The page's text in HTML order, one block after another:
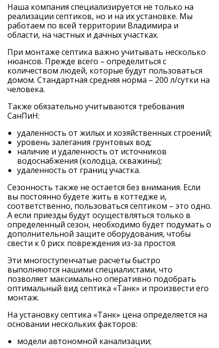
Наша компания специализируется не только на
реализации септиков, но и на их установке. Мы
работаем по всей территории Владимира и
области, на частных и дачных участках.
При монтаже септика важно учитывать несколько
нюансов. Прежде всего – определиться с
количеством людей, которые будут пользоваться
домом. Стандартная средняя норма – 200 л/сутки на
человека.
Также обязательно учитываются требования
СанПиН:
удаленность от жилых и хозяйственных строений;
уровень залегания грунтовых вод;
наличие и удаленность от источников
водоснабжения (колодца, скважины);
удаленность от границ участка.
Сезонность также не остается без внимания. Если
вы постоянно будете жить в коттедже и,
соответственно, пользоваться септиком – это одно.
А если приезды будут осуществляться только в
определенный сезон, необходимо будет подумать о
дополнительной защите оборудования, чтобы
свести к 0 риск повреждения из-за простоя.
Эти многоступенчатые расчеты быстро
выполняются нашими специалистами, что
позволяет максимально оперативно подобрать
оптимальный вид септика «Танк» и произвести его
монтаж.
На установку септика «Танк» цена определяется на
основании нескольких факторов:
модели автономной канализации;